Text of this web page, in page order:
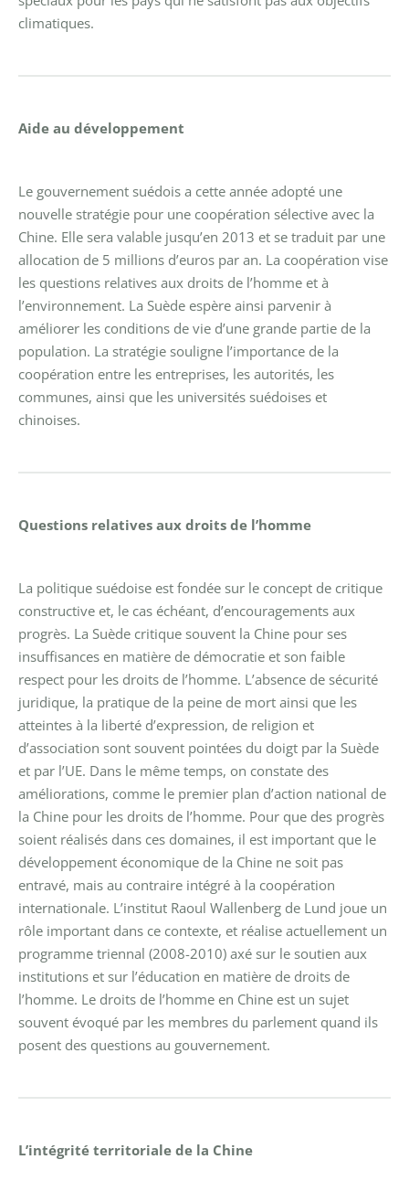
climatiques.
Aide au développement
Le gouvernement suédois a cette année adopté une
nouvelle stratégie pour une coopération sélective avec la
Chine. Elle sera valable jusqu’en 2013 et se traduit par une
allocation de 5 millions d’euros par an. La coopération vise
les questions relatives aux droits de l’homme et à
l’environnement. La Suède espère ainsi parvenir à
améliorer les conditions de vie d’une grande partie de la
population. La stratégie souligne l’importance de la
coopération entre les entreprises, les autorités, les
communes, ainsi que les universités suédoises et
chinoises.
Questions relatives aux droits de l’homme
La politique suédoise est fondée sur le concept de critique
constructive et, le cas échéant, d’encouragements aux
progrès. La Suède critique souvent la Chine pour ses
insuffisances en matière de démocratie et son faible
respect pour les droits de l’homme. L’absence de sécurité
juridique, la pratique de la peine de mort ainsi que les
atteintes à la liberté d’expression, de religion et
d’association sont souvent pointées du doigt par la Suède
et par l’UE. Dans le même temps, on constate des
améliorations, comme le premier plan d’action national de
la Chine pour les droits de l’homme. Pour que des progrès
soient réalisés dans ces domaines, il est important que le
développement économique de la Chine ne soit pas
entravé, mais au contraire intégré à la coopération
internationale. L’institut Raoul Wallenberg de Lund joue un
rôle important dans ce contexte, et réalise actuellement un
programme triennal (2008-2010) axé sur le soutien aux
institutions et sur l’éducation en matière de droits de
l’homme. Le droits de l’homme en Chine est un sujet
souvent évoqué par les membres du parlement quand ils
posent des questions au gouvernement.
L’intégrité territoriale de la Chine